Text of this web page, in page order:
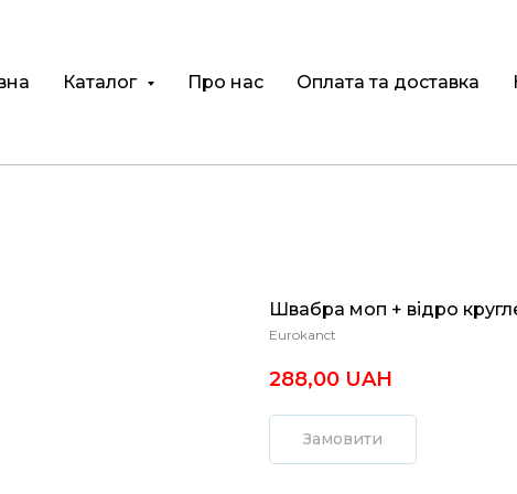
Каталог Про нас Оплата та доставка
Швабра моп + відро
Eurokanct
288,00 UAH
Замовити